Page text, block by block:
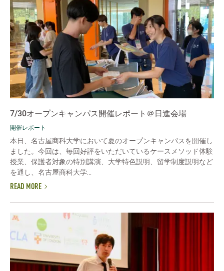
7/30オープンキャンパス開催レポート＠日進会場
開催レポート
本日、名古屋商科大学において夏のオープンキャンパスを開催し
ました。今回は、毎回好評をいただいているケースメソッド体験
授業、保護者対象の特別講演、大学特色説明、留学制度説明など
を通し、名古屋商科大学...
READ MORE